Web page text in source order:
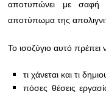
αποτυπώνει με σαφή
αποτύπωμα της
Το ισοζύγιο αυτό πρέπει
τι χάνεται και τι
πόσες θέσεις